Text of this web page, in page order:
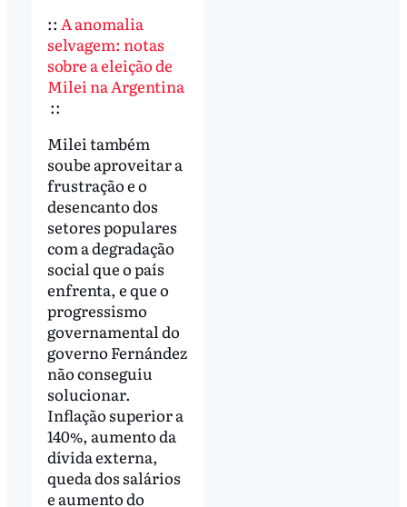
:: A anomalia
selvagem: notas
sobre a eleição de
Milei na Argentina
::
Milei também
soube aproveitar a
frustração e o
desencanto dos
setores populares
com a degradação
social que o país
enfrenta, e que o
progressismo
governamental do
governo Fernández
não conseguiu
solucionar.
Inflação superior a
140%, aumento da
dívida externa,
queda dos salários
e aumento do